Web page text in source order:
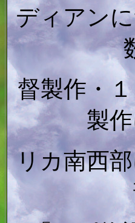
ディアン
督製作・
製
リカ南西